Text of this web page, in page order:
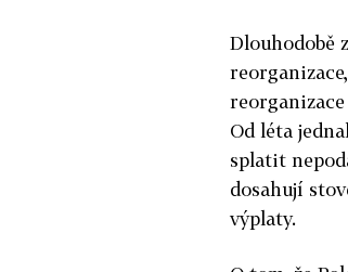
Dlouhodobě
Od léta
splatit
dosahují
výplaty.